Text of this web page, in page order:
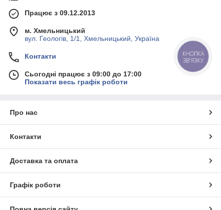
Працює з 09.12.2013
м. Хмельницький
вул. Геологів, 1/1, Хмельницький, Україна
Контакти
Сьогодні працює з 09:00 до 17:00
Показати весь графік роботи
Про нас
Контакти
Доставка та оплата
Графік роботи
КНОПКА
ЗВ'ЯЗКУ